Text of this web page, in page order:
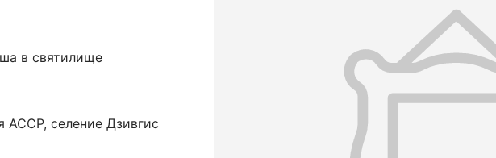
в святилище
селение Дзивгис